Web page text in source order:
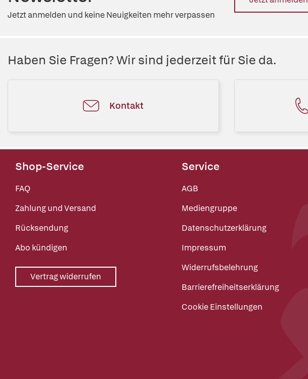
Jetzt anmelden und keine Neuigkeiten mehr verpassen
Haben Sie Fragen? Wir sind jederzeit für Sie da.
Kontakt
Shop-Service
FAQ
Zahlung und Versand
Rücksendung
Abo kündigen
Vertrag widerrufen
Service
AGB
Mediengruppe
Datenschutzerklärung
Impressum
Widerrufsbelehrung
Barrierefreiheitserklärung
Cookie Einstellungen